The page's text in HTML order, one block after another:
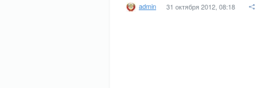
admin 31 октября 2012, 08:18